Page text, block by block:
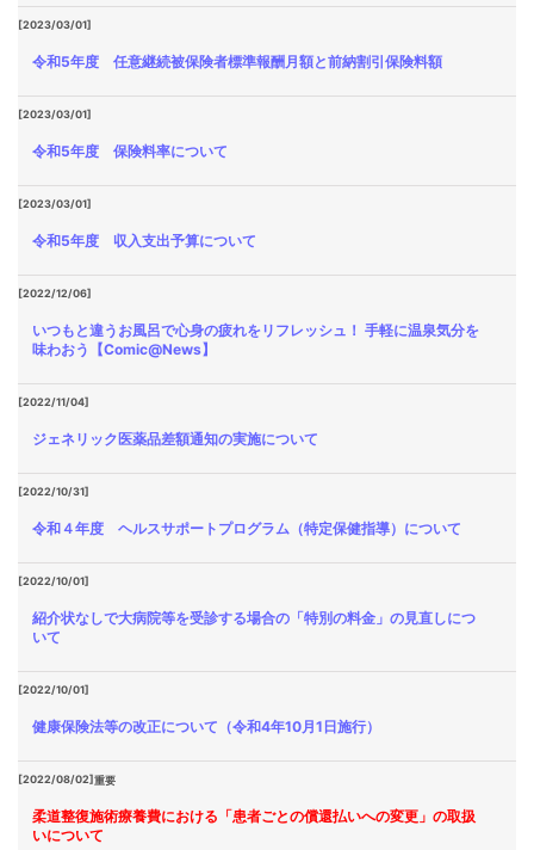
[2023/03/01]
令和5年度 任意継続被保険者標準報酬月額と前納割引保険料額
[2023/03/01]
令和5年度 保険料率について
[2023/03/01]
令和5年度 収入支出予算について
[2022/12/06]
いつもと違うお風呂で心身の疲れをリフレッシュ！ 手軽に温泉気分を
味わおう【Comic@News】
[2022/11/04]
ジェネリック医薬品差額通知の実施について
[2022/10/31]
令和４年度 ヘルスサポートプログラム（特定保健指導）について
[2022/10/01]
紹介状なしで大病院等を受診する場合の「特別の料金」の見直しにつ
いて
[2022/10/01]
健康保険法等の改正について（令和4年10月1日施行）
[2022/08/02]重要
柔道整復施術療養費における「患者ごとの償還払いへの変更」の取扱
いについて